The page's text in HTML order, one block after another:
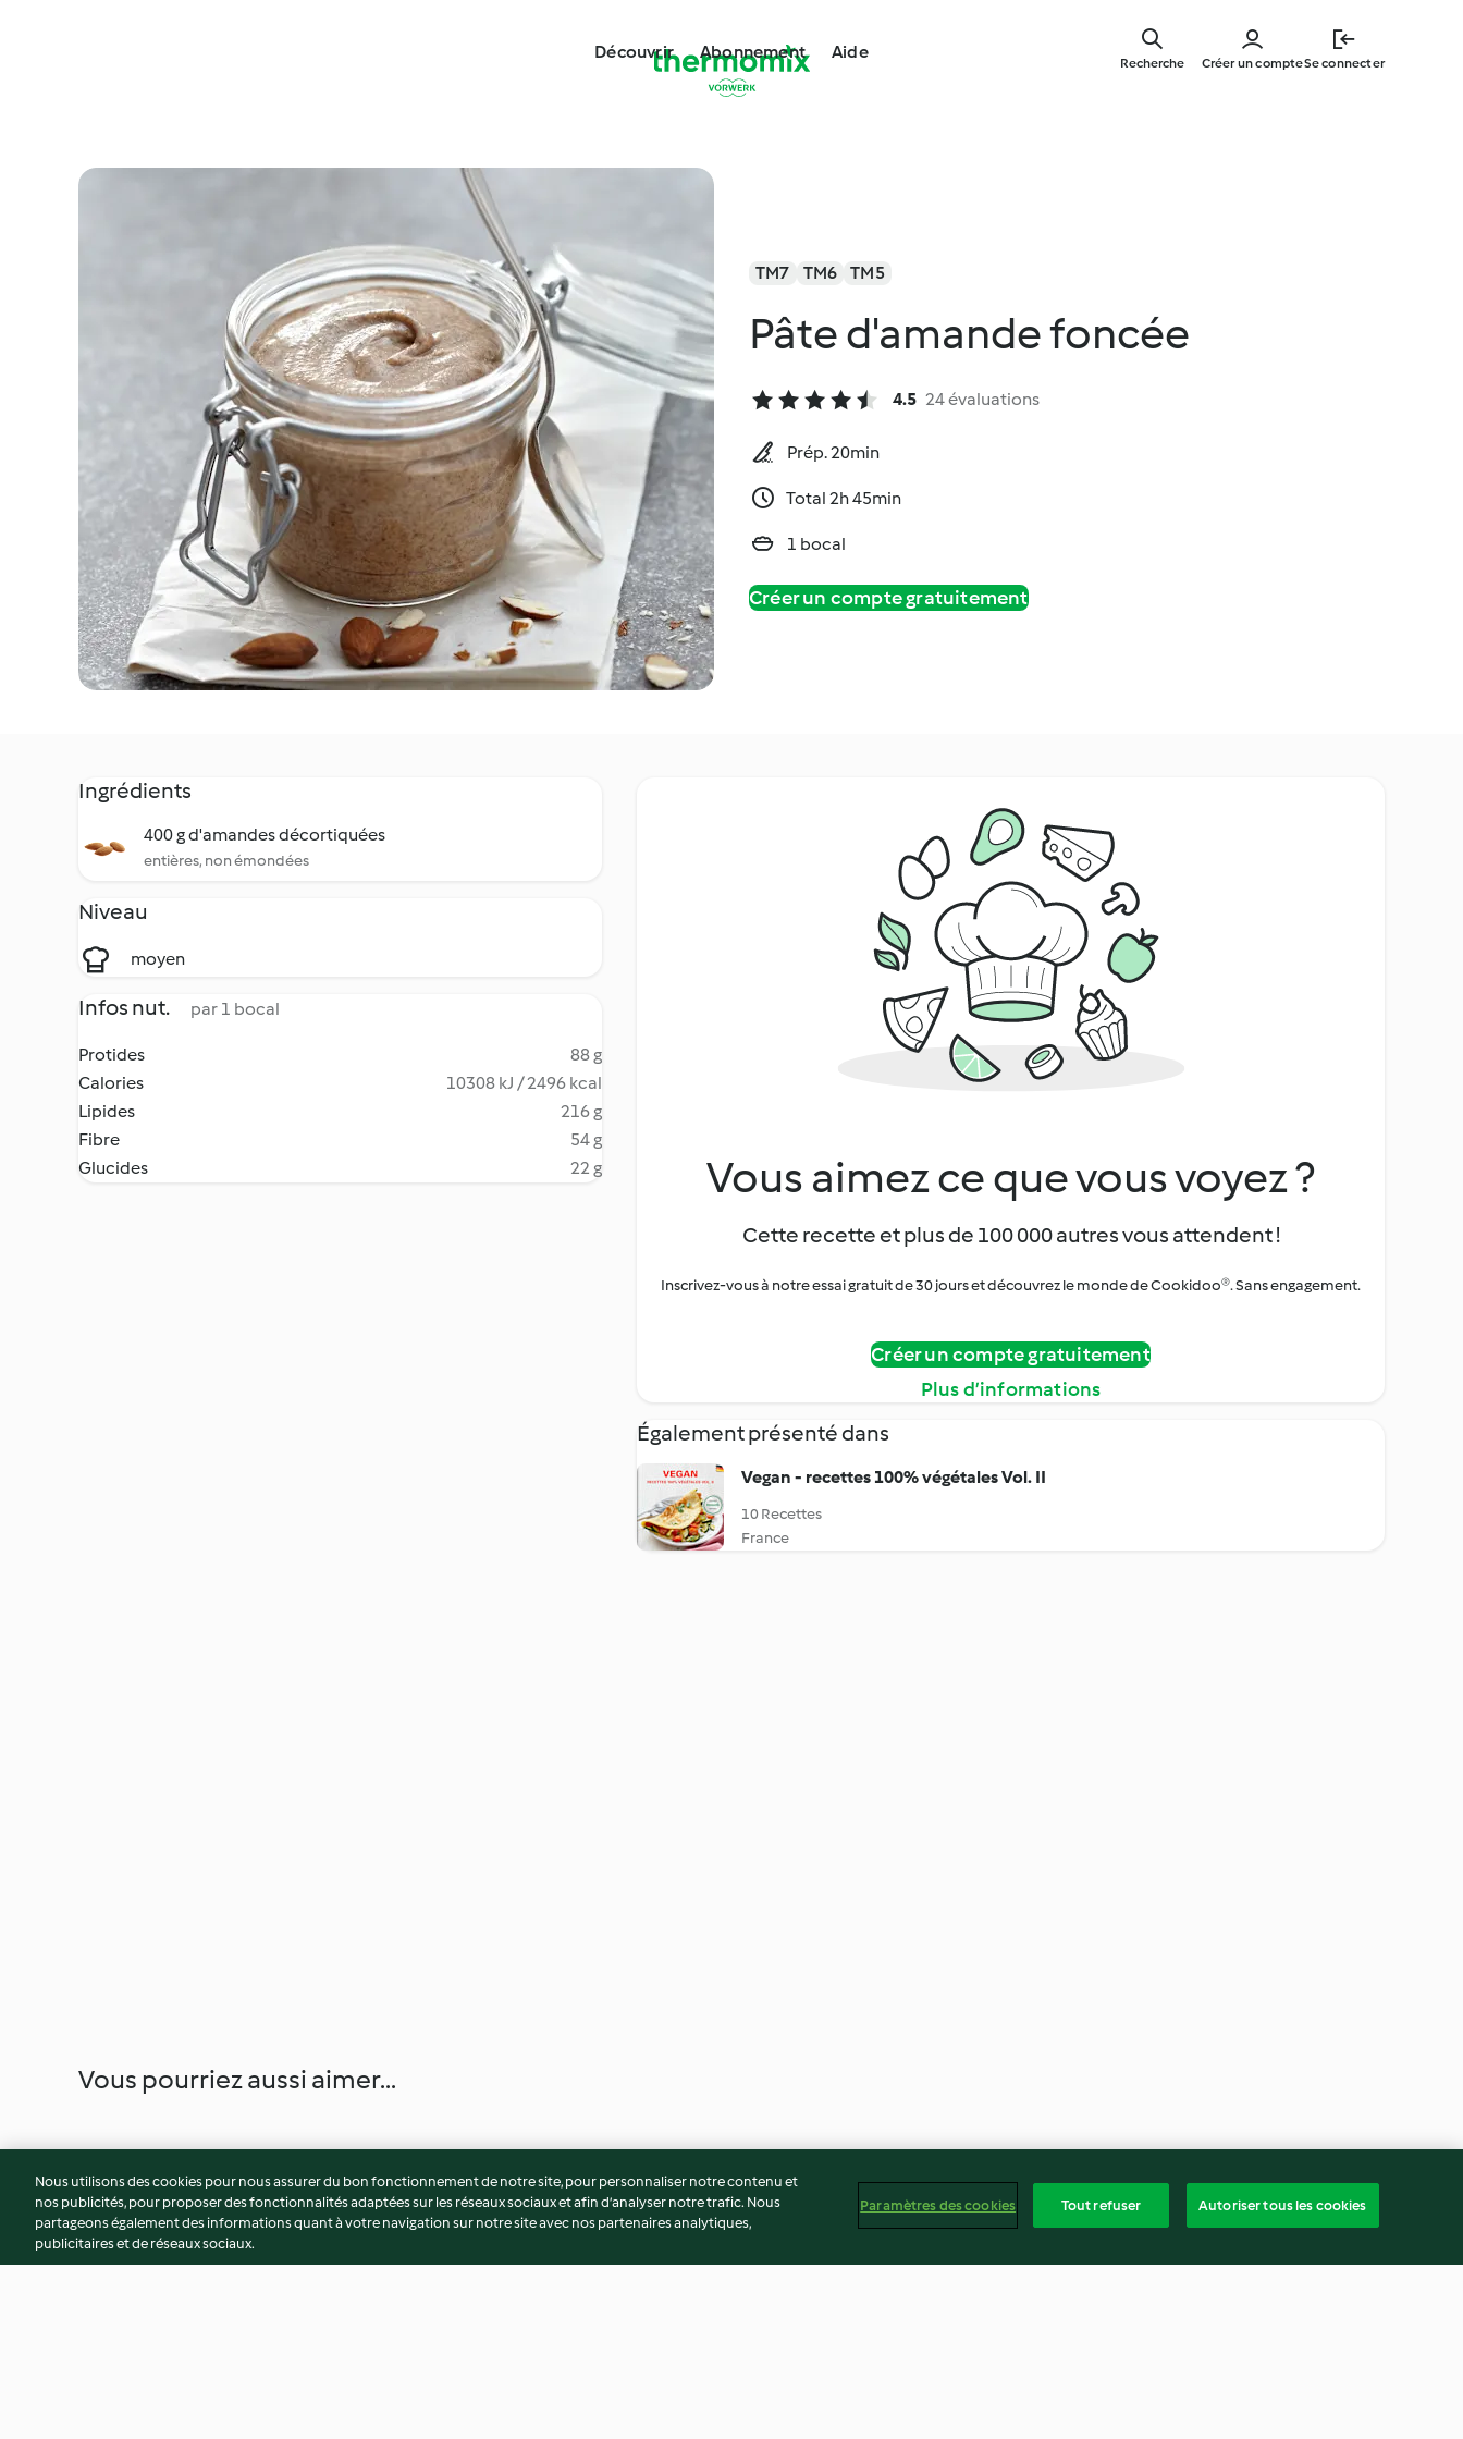
main
Découvrir Abonnement Aide
Créer un compteSe connecter
Recherche
TM7 TM6 TM5
Pâte d'amande foncée
4.5 24 évaluations
Prép. 20min
Total 2h 45min
1 bocal
Créer un compte gratuitement
Ingrédients
400 g d'amandes décortiquées
entières, non émondées
Niveau
moyen
Infos nut. par 1 bocal
Protides
88 g
Calories
10308 kJ / 2496 kcal
Lipides
216 g
Fibre
54 g
Glucides
22 g Vous aimez ce que vous voyez ?
Cette recette et plus de 100 000 autres vous attendent !
Inscrivez-vous à notre essai gratuit de 30 jours et découvrez le monde de Cookidoo®. Sans engagement.
Créer un compte gratuitement
Plus d’informations
Également présenté dans
Vegan - recettes 100% végétales Vol. II
10 Recettes
France
Vous pourriez aussi aimer...
Nous utilisons des cookies pour nous assurer du bon fonctionnement de notre site, pour personnaliser notre contenu et
nos publicités, pour proposer des fonctionnalités adaptées sur les réseaux sociaux et afin d’analyser notre trafic. Nous
partageons également des informations quant à votre navigation sur notre site avec nos partenaires analytiques,
publicitaires et de réseaux sociaux.
Paramètres des cookies Tout refuser Autoriser tous les cookies